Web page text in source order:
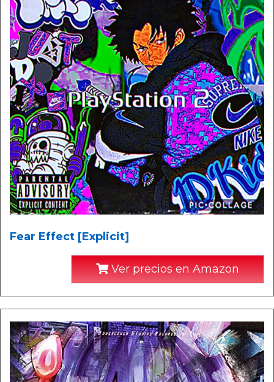
Fear Effect [Explicit]
Ver precios en Amazon